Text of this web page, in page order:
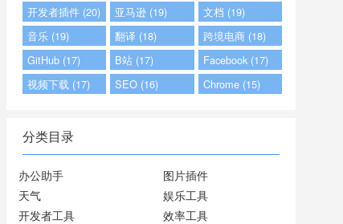
开发者插件 (20)
亚马逊 (19)
文档 (19)
音乐 (19)
翻译 (18)
跨境电商 (18)
GitHub (17)
B站 (17)
Facebook (17)
视频下载 (17)
SEO (16) Chrome (15)
分类目录
办公助手
图片插件
天气
娱乐工具
开发者工具
效率工具